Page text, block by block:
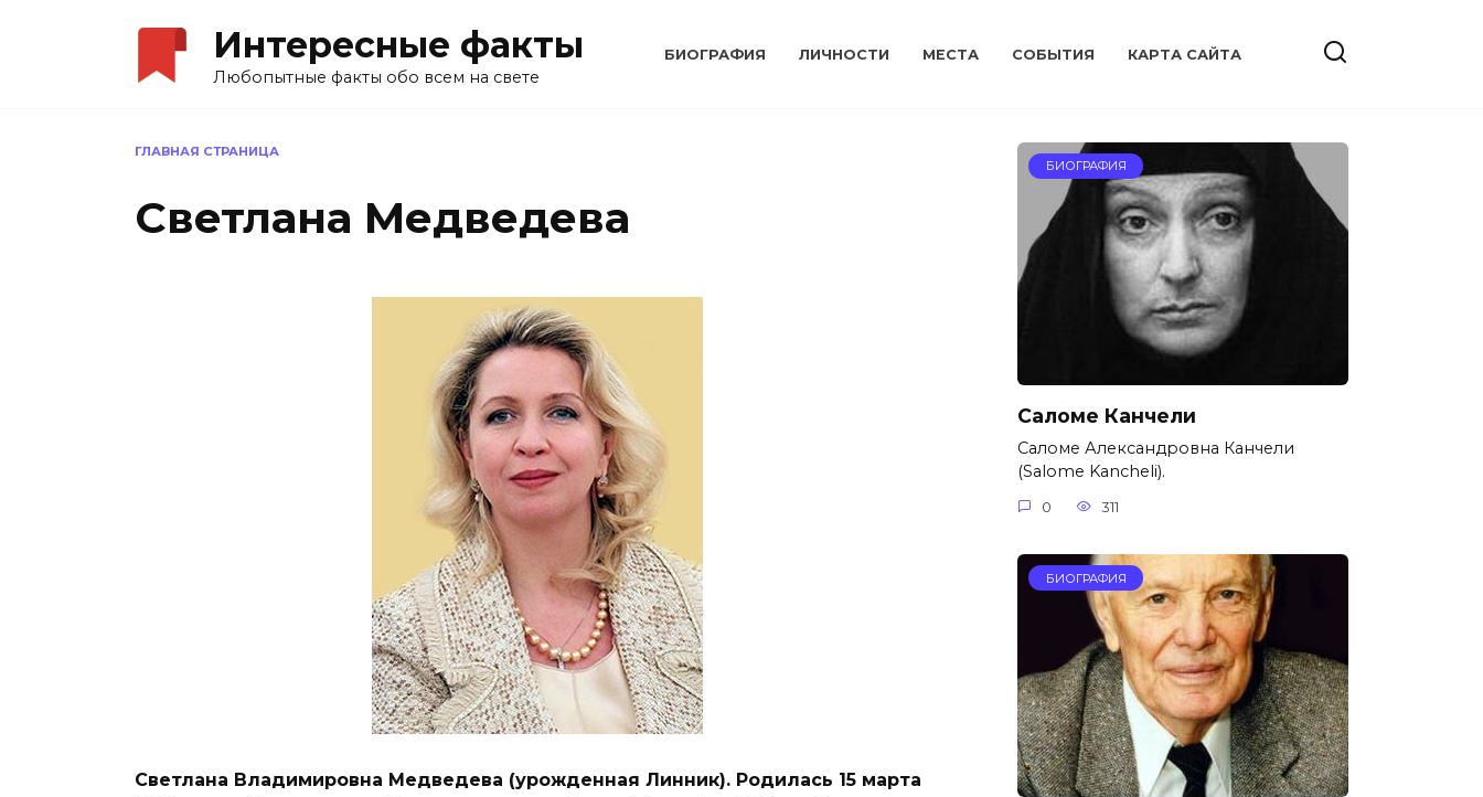
Интересные факты
Любопытные факты обо всем на свете
БИОГРАФИЯ ЛИЧНОСТИ МЕСТА CОБЫТИЯ КАРТА САЙТА
ГЛАВНАЯ СТРАНИЦА
Светлана Медведева
Светлана Владимировна Медведева (урожденная Линник). Родилась 15 марта
БИОГРАФИЯ
Саломе Канчели
Саломе Александровна Канчели
(Salome Kancheli).
0 311
БИОГРАФИЯ